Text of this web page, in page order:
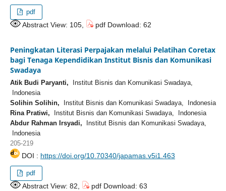
pdf
Abstract View: 105, pdf Download: 62
Peningkatan Literasi Perpajakan melalui Pelatihan Coretax
bagi Tenaga Kependidikan Institut Bisnis dan Komunikasi
Swadaya
Atik Budi Paryanti, Institut Bisnis dan Komunikasi Swadaya,
Indonesia
Solihin Solihin, Institut Bisnis dan Komunikasi Swadaya, Indonesia
Rina Pratiwi, Institut Bisnis dan Komunikasi Swadaya, Indonesia
Abdur Rahman Irsyadi, Institut Bisnis dan Komunikasi Swadaya,
Indonesia
205-219
DOI : https://doi.org/10.70340/japamas.v5i1.463
pdf
Abstract View: 82, pdf Download: 63